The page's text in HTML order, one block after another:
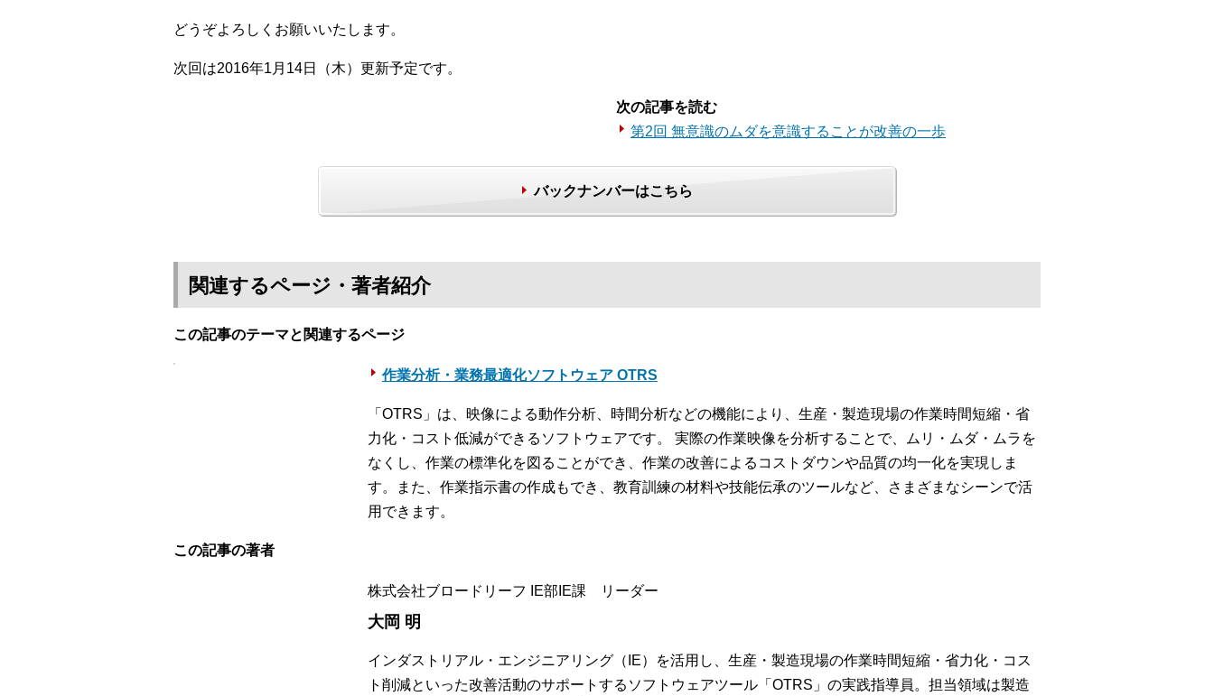
どうぞよろしくお願いいたします。
次回は2016年1月14日（木）更新予定です。
次の記事を読む
第2回 無意識のムダを意識することが改善の一歩
バックナンバーはこちら
関連するページ・著者紹介
この記事のテーマと関連するページ
作業分析・業務最適化ソフトウェア OTRS
「OTRS」は、映像による動作分析、時間分析などの機能により、生産・製造現場の作業時間短縮・省
力化・コスト低減ができるソフトウェアです。 実際の作業映像を分析することで、ムリ・ムダ・ムラを
なくし、作業の標準化を図ることができ、作業の改善によるコストダウンや品質の均一化を実現しま
す。また、作業指示書の作成もでき、教育訓練の材料や技能伝承のツールなど、さまざまなシーンで活
用できます。
この記事の著者
株式会社ブロードリーフ IE部IE課 リーダー
大岡 明
インダストリアル・エンジニアリング（IE）を活用し、生産・製造現場の作業時間短縮・省力化・コス
ト削減といった改善活動のサポートするソフトウェアツール「OTRS」の実践指導員。担当領域は製造